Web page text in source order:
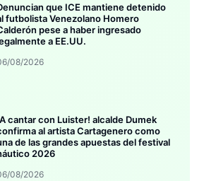
que ICE mantiene detenido
futbolista Venezolano Homero
pese a haber ingresado
a EE.UU.
08/2026
cantar con Luister! alcalde Dumek
al artista Cartagenero como
de las grandes apuestas del festival
2026
08/2026